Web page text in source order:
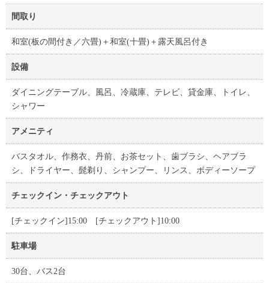
間取り
和室(板の間付き／六畳)＋和室(十畳)＋露天風呂付き
設備
ダイニングテーブル、風呂、冷蔵庫、テレビ、貸金庫、トイレ、
シャワー
アメニティ
バスタオル、作務衣、丹前、お茶セット、歯ブラシ、ヘアブラ
シ、ドライヤー、髭剃り、シャンプー、リンス、ボディーソープ
チェックイン・チェックアウト
[チェックイン]15:00 [チェックアウト]10:00
駐車場
30台、バス2台